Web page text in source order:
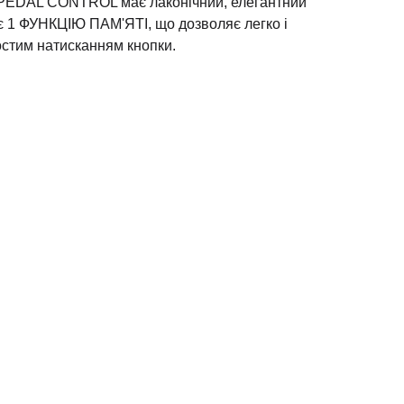
1 ФУНКЦІЮ ПАМ'ЯТІ, що дозволяє легко і
натисканням кнопки.